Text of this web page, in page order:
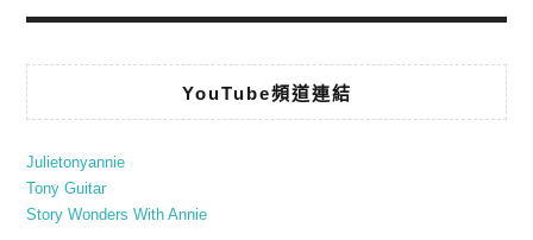
YouTube頻道連結
Julietonyannie
Tony Guitar
Story Wonders With Annie